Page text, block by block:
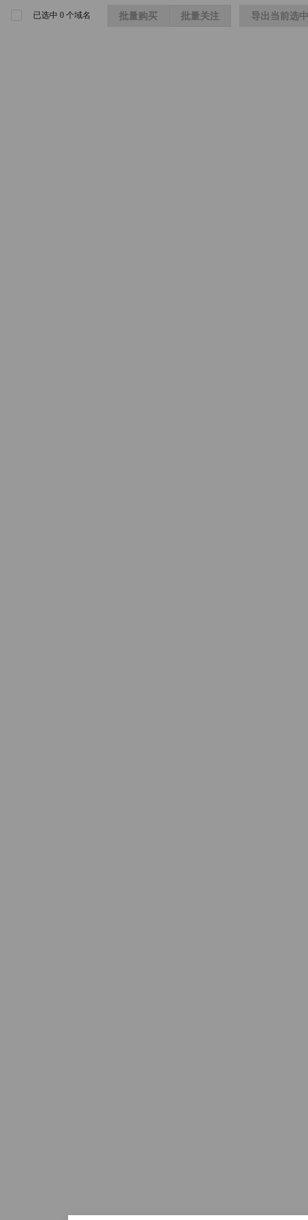
已选中 0 个域名 批量购买 批量关注 导出当前选中